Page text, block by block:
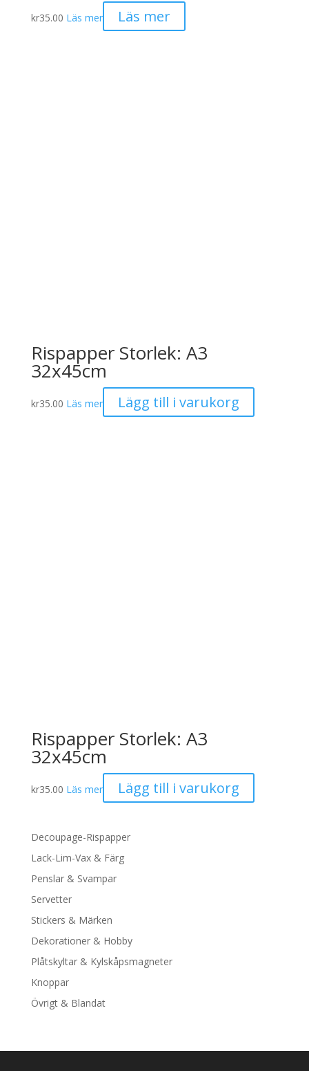
kr35.00 Läs mer Läs mer
Rispapper Storlek: A3
32x45cm
kr35.00 Läs mer Lägg till i varukorg
Rispapper Storlek: A3
32x45cm
kr35.00 Läs mer Lägg till i varukorg
Decoupage-Rispapper
Lack-Lim-Vax & Färg
Penslar & Svampar
Servetter
Stickers & Märken
Dekorationer & Hobby
Plåtskyltar & Kylskåpsmagneter
Knoppar
Övrigt & Blandat